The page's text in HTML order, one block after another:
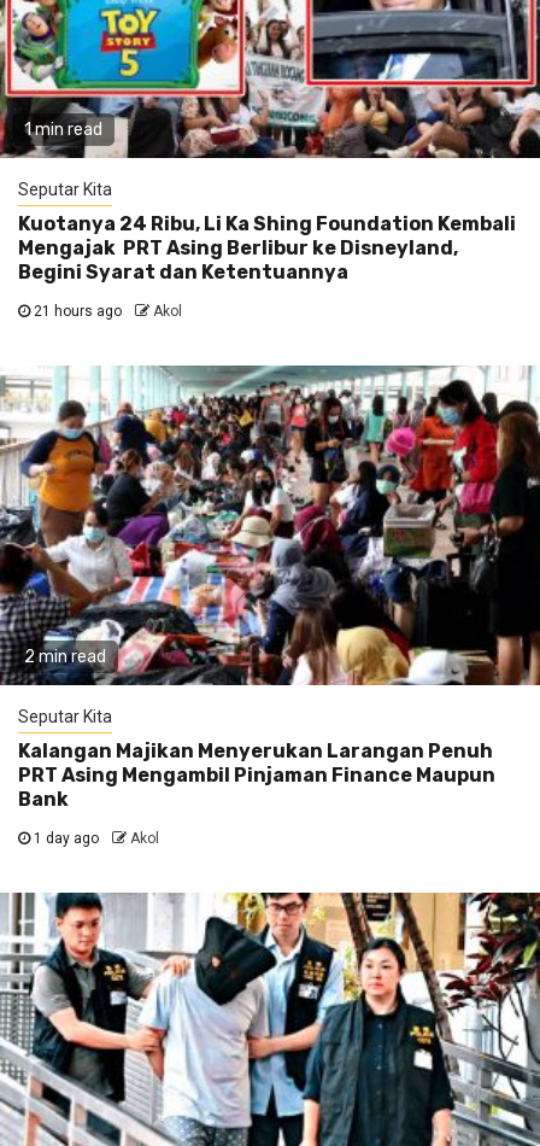
1 min read
Seputar Kita
Kuotanya 24 Ribu, Li Ka Shing Foundation Kembali
Mengajak PRT Asing Berlibur ke Disneyland,
Begini Syarat dan Ketentuannya
21 hours ago Akol
2 min read
Seputar Kita
Kalangan Majikan Menyerukan Larangan Penuh
PRT Asing Mengambil Pinjaman Finance Maupun
Bank
1 day ago Akol